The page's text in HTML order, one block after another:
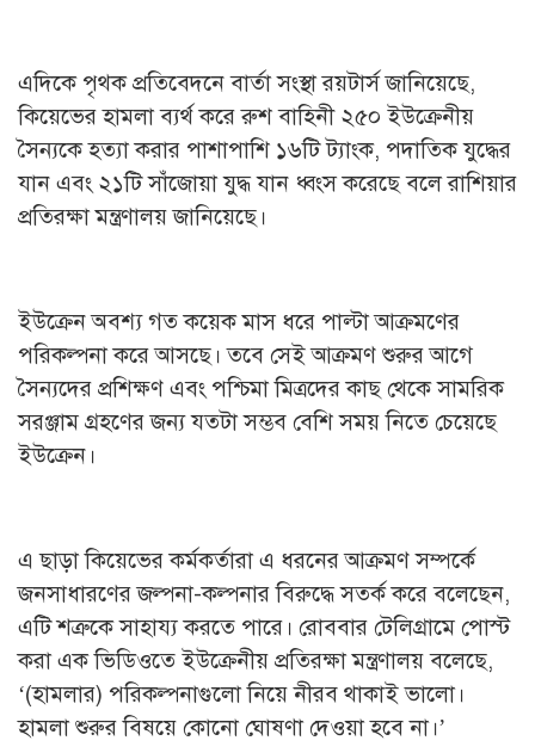
এদিকে পৃথক প্রতিবেদনে বার্তা সংস্থা রয়টার্স জানিয়েছে,
কিয়েভের হামলা ব্যর্থ করে রুশ বাহিনী ২৫০ ইউক্রেনীয়
সৈন্যকে হত্যা করার পাশাপাশি ১৬টি ট্যাংক, পদাতিক যুদ্ধের
যান এবং ২১টি সাঁজোয়া যুদ্ধ যান ধ্বংস করেছে বলে রাশিয়ার
প্রতিরক্ষা মন্ত্রণালয় জানিয়েছে।
ইউক্রেন অবশ্য গত কয়েক মাস ধরে পাল্টা আক্রমণের
পরিকল্পনা করে আসছে। তবে সেই আক্রমণ শুরুর আগে
সৈন্যদের প্রশিক্ষণ এবং পশ্চিমা মিত্রদের কাছ থেকে সামরিক
সরঞ্জাম গ্রহণের জন্য যতটা সম্ভব বেশি সময় নিতে চেয়েছে
ইউক্রেন।
এ ছাড়া কিয়েভের কর্মকর্তারা এ ধরনের আক্রমণ সম্পর্কে
জনসাধারণের জল্পনা-কল্পনার বিরুদ্ধে সতর্ক করে বলেছেন,
এটি শত্রুকে সাহায্য করতে পারে। রোববার টেলিগ্রামে পোস্ট
করা এক ভিডিওতে ইউক্রেনীয় প্রতিরক্ষা মন্ত্রণালয় বলেছে,
‘(হামলার) পরিকল্পনাগুলো নিয়ে নীরব থাকাই ভালো।
হামলা শুরুর বিষয়ে কোনো ঘোষণা দেওয়া হবে না।’